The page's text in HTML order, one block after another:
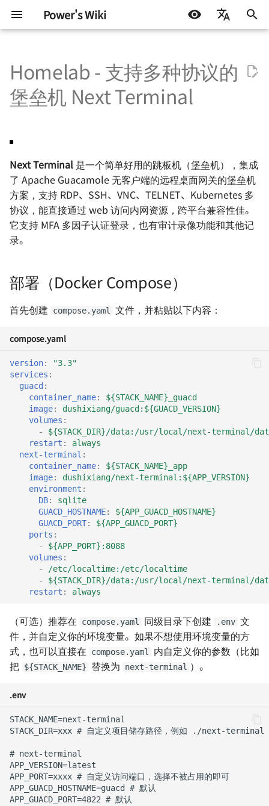
Power's Wiki
English
Español
初
始
搜
索
引
擎
硬件设计 基础知识
通信协议
电源设计
信号与电源完整性
软件与仪器
半导体测试
测试协议
ATE Mixed Signal Test
ATE Coding Syntax
嵌入式开发 STM32
软件开发
DOCKER
机器学习
机器学习入门 - 基础流程
其他
LIFEHACK 如何调制一杯鸡尾酒
AI 影响下未来的职业选择
读《黑客与画家》
THE Hack 2019 黑客马拉
BLOG
探索之路 - 2022 小记
硬件行业趋势与个人的选
现代都市与末日田园
雨
8 月深圳小记
RoboMaster 赛后随笔
为什么要抵制智能推荐算
不要自己感动自己
买了一台 NAS
Hello blog
部署（Docker Compose）
配置说明
参考与致谢
使用 frp 访问群晖 NAS
使用 RSSHub 搭建 RSS 生成
理器（群晖 Docker）
使用 acme.sh 自动申请域名
证书（群晖 Docker）
使用 Calibre 搭建在线书库
使用 Watchtower 自动更新
容器（群晖 Docker）
为什么你需要一个知识库
个人知识库的搭建 - 基于
历
Auto-i18n：使用 ChatGPT
的自动多语言翻译工具
小米手机折腾记录
Docusaurus 极简部署指南
使用 Markdown 高效写作
使用 Rclone 同步网盘数据
个人文案排版规范
如何保存易逝的文字
如何在 iPad 上运行 VS Code
MkDocs 测试实验室
Windows 初始化与软件推荐
（旧）
Personal Onboarding
Workflow (Windows)
Hugo 极简搭建指南
用树莓派架设云打印服务器
用 Graphviz 绘制关系图
RSS - 高效率的阅读方式
（frp）
技术文档写作规范
如何在 Markdown 中使用
LaTeX
把回忆放心交给 Google
Windows 常用命令
VS Code 的便携模式
开启 Chrome（Edge）多线
移除 Chrome（Edge） 由组
织管理
避免 Chrome（Edge）强制
转换 HTTPS
用群晖自带反向代理实现
HTTPS 访问
解决 Google 相册导出时间信
使用 gitignore 忽略特殊文件
3D 打印：ABS 与 PLA 的区别
如何批量拉取 Git 仓库更新
如何用 Markdown 写公众号
如何快速删除
node_modules
如何为公众号文章增加特效
如何在 Linux 下使用微信
如何打印出手写效果的文字
如何从乐曲中分离音轨
如何高效制作幻灯片
如何撰写一份 BRD
npm 和 Yarn 换源加速国内访
问
Homelab - 支持多种协议的
堡垒机 Next Terminal
Next Terminal 是一个简单好用的跳板机（堡垒机），集成
了 Apache Guacamole 无客户端的远程桌面网关的堡垒机
方案，支持 RDP、SSH、VNC、TELNET、Kubernetes 多
协议，能直接通过 web 访问内网资源，跨平台兼容性佳。
它支持 MFA 多因子认证登录，也有审计录像功能和其他记
录。
部署（Docker Compose）
首先创建 compose.yaml 文件，并粘贴以下内容：
compose.yaml
version:
"3.3"
services :
guacd :
container_name:
${STACK_NAME}_guacd
image:
dushixiang/guacd:${GUACD_VERSION}
volumes :
-
${STACK_DIR}/data:/usr/local/next-terminal/
restart :
always
next-terminal :
container_name:
${STACK_NAME}_app
image:
dushixiang/next-terminal:${APP_VERSION}
environment :
DB:
sqlite
GUACD_HOSTNAME:
${APP_GUACD_HOSTNAME}
GUACD_PORT:
${APP_GUACD_PORT}
ports :
-
${APP_PORT}:8088
volumes :
-
/etc/localtime:/etc/localtime
-
${STACK_DIR}/data:/usr/local/next-terminal/
restart : always
（可选）推荐在 compose.yaml 同级目录下创建 .env 文
件，并自定义你的环境变量。如果不想使用环境变量的方
式，也可以直接在
compose.yaml
内自定义你的参数（比如
把 ${STACK_NAME} 替换为 next-terminal ）。
.env